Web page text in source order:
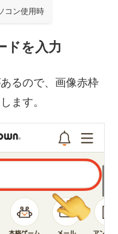
コン使用時
ドを入力
るので、画像赤枠
ます。